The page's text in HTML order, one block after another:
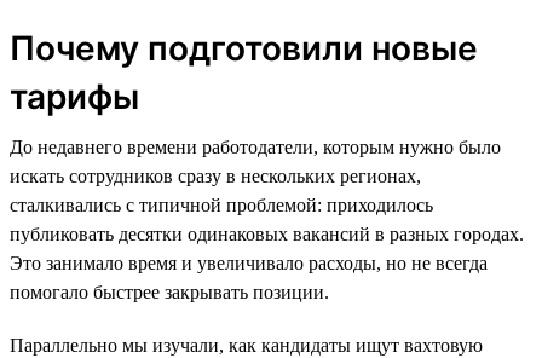
Почему подготовили новые
тарифы
До недавнего времени работодатели, которым нужно было
искать сотрудников сразу в нескольких регионах,
сталкивались с типичной проблемой: приходилось
публиковать десятки одинаковых вакансий в разных городах.
Это занимало время и увеличивало расходы, но не всегда
помогало быстрее закрывать позиции.
Параллельно мы изучали, как кандидаты ищут вахтовую